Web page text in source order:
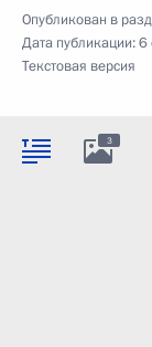
Опубликован в
Дата публикации:6
Текстовая версия
3